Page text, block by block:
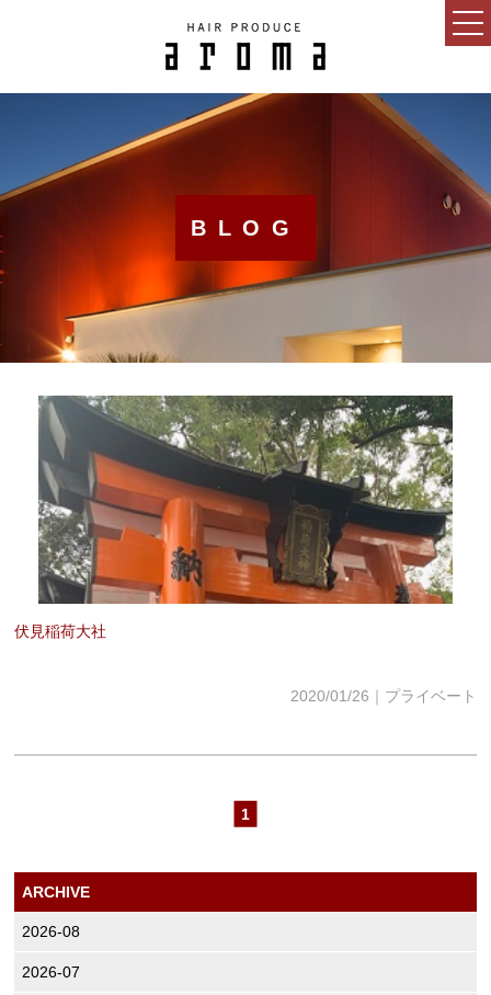
NEWS
MENU
RECRUIT
ESTHETIC SALON
ESTHE_MENU
COUPON
GRAYHAIR
BLOG
伏見稲荷大社
2020/01/26｜プライベート
1
ARCHIVE
2026-08
2026-07